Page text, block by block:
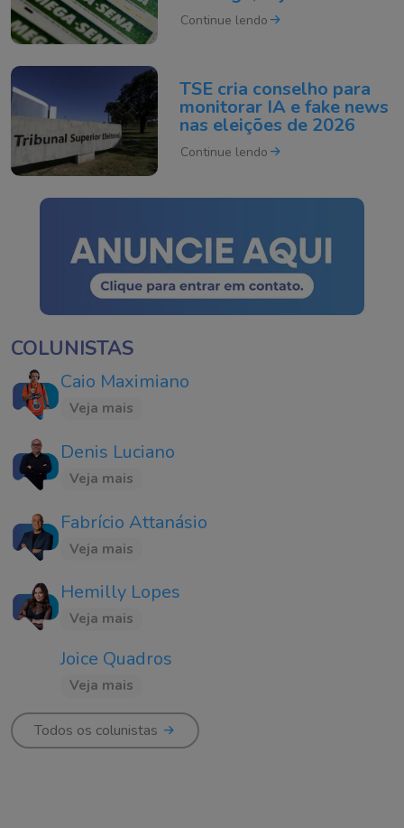
apostar
Continue lendo
TSE cria conselho para
monitorar IA e fake news
nas eleições de 2026
Continue lendo
COLUNISTAS
Caio Maximiano
Veja mais
Denis Luciano
Veja mais
Fabrício Attanásio
Veja mais
Hemilly Lopes
Veja mais
Joice Quadros
Veja mais
Todos os colunistas